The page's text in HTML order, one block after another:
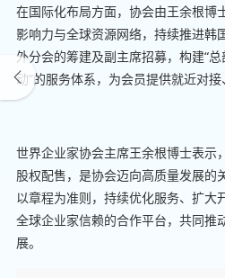
在国际化布局方面，协会由王余根博
影响力与全球资源网络，持续推进韩
外分会的筹建及副主席招募，构建“
动”的服务体系，为会员提供就近对接
世界企业家协会主席王余根博士表示
股权配售，是协会迈向高质量发展的
以章程为准则，持续优化服务、扩大
全球企业家信赖的合作平台，共同推
展。